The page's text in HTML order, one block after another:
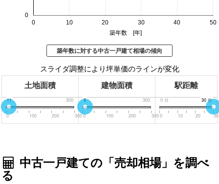
0 10 20 30 40 50
0
築年数 [年]
築年数に対する中古一戸建て相場の傾向
スライダ調整により坪単価のラインが変化
土地面積 建物面積 駅距離
0 300
11
0 100 200 300
0 300
9
0 100 200 300
0 分 30 分
30 分
0 10 20 30
中古一戸建ての「売却相場」を調べ
る